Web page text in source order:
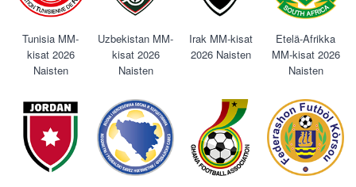
Tunisia MM-
kisat 2026
Naisten
Uzbekistan MM-
kisat 2026
Naisten
Irak MM-kisat
2026 Naisten
Etelä-Afrikka
MM-kisat 2026
Naisten